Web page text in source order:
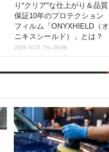
り“クリア”な仕上がり＆品質
保証10年のプロテクション
フィルム「ONYXHIELD（オ
ニキスシールド）」とは？
2024.10.31 Thu 20:46